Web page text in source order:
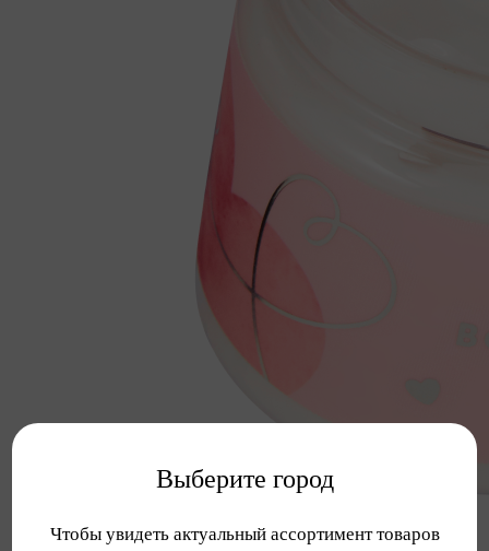
Выберите город
Чтобы увидеть актуальный ассортимент товаров